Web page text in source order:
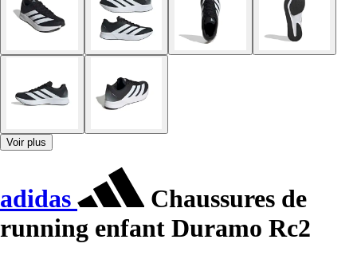
Voir plus
adidas
Chaussures de
running enfant Duramo Rc2